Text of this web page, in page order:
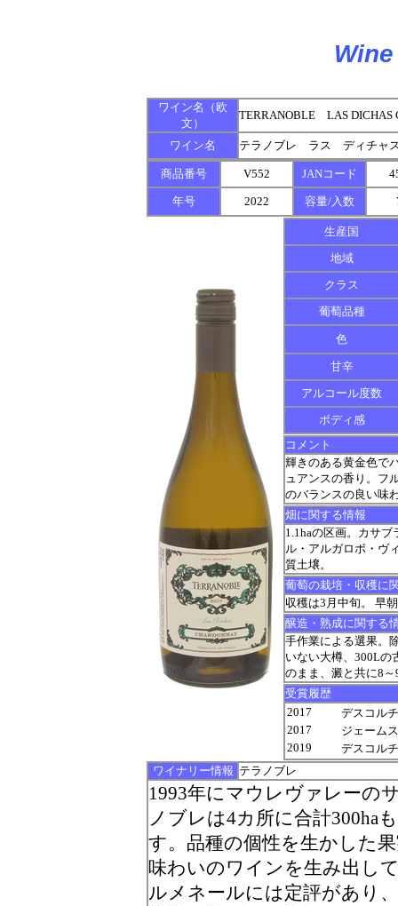
ワイン名（欧
文）
TERRANOBLE LAS DICHAS
ワイン名 テラノブレ ラス ディチ
商品番号 V552 JANコード
年号 2022 容量/入数
生産国
地域
クラス
葡萄品種
色
甘辛
アルコール度数
ボディ感
コメント
輝きのある黄金色で
ュアンスの香り。フ
のバランスの良い味
畑に関する情報
1.1haの区画。カサ
ル・アルガロボ・ヴ
質土壌。
葡萄の栽培・収穫に
収穫は3月中旬。 早
醸造・熟成に関する
手作業による選果。
いない大樽、300Lの
のまま、澱と共に8
受賞履歴
2017
デスコル
2017
ジェーム
2019
デスコル
ワイナリー情報 テラノブレ
1993年にマウレヴァレーの
ノブレは4カ所に合計300ha
す。品種の個性を生かした
味わいのワインを生み出し
ルメネールには定評があり